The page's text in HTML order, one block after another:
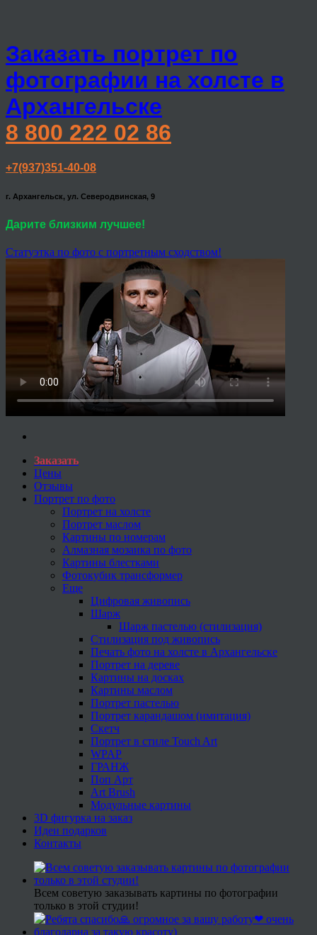
Заказать портрет по
фотографии на холсте в
Архангельске
8 800 222 02 86
+7(937)351-40-08
г. Архангельск, ул. Северодвинская, 9
Дарите близким лучшее!
Статуэтка по фото с портретным сходством!
Заказать
Цены
Отзывы
Портрет по фото
Портрет на холсте
Портрет маслом
Картины по номерам
Алмазная мозаика по фото
Картины блестками
Фотокубик трансформер
Еще
Цифровая живопись
Шарж
Шарж пастелью (стилизация)
Стилизация под живопись
Печать фото на холсте в Архангельске
Портрет на дереве
Картины на досках
Картины маслом
Портрет пастелью
Портрет карандашом (имитация)
Скетч
Портрет в стиле Touch Art
WPAP
ГРАНЖ
Поп Арт
Art Brush
Модульные картины
3D фигурка на заказ
Идеи подарков
Контакты
Всем советую заказывать картины по фотографии
только в этой студии!